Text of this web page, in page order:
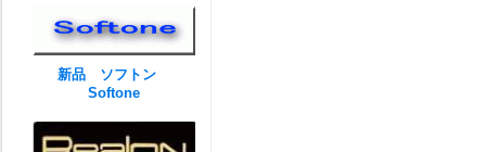
新品 ソフトン
Softone